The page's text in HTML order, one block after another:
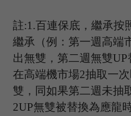
註:1.百連保底，繼承按
繼承（例：第一週高端
出無雙，第二週無雙UP
在高端機市場2抽取一
雙，同如果第二週未抽
2UP無雙被替換為應龍